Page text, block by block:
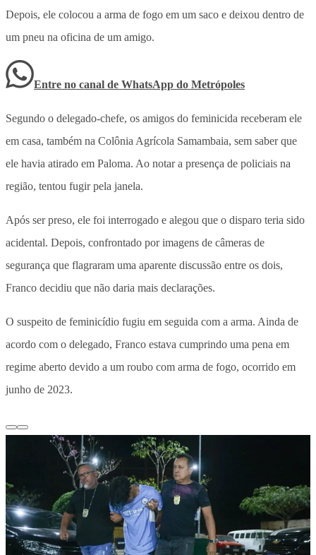
Depois, ele colocou a arma de fogo em um saco e deixou dentro de
um pneu na oficina de um amigo.
Entre no canal de WhatsApp do Metrópoles
Segundo o delegado-chefe, os amigos do feminicida receberam ele
em casa, também na Colônia Agrícola Samambaia, sem saber que
ele havia atirado em Paloma. Ao notar a presença de policiais na
região, tentou fugir pela janela.
Após ser preso, ele foi interrogado e alegou que o disparo teria sido
acidental. Depois, confrontado por imagens de câmeras de
segurança que flagraram uma aparente discussão entre os dois,
Franco decidiu que não daria mais declarações.
O suspeito de feminicídio fugiu em seguida com a arma. Ainda de
acordo com o delegado, Franco estava cumprindo uma pena em
regime aberto devido a um roubo com arma de fogo, ocorrido em
junho de 2023.